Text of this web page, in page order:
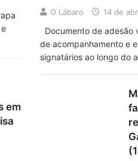
em
O Lábaro 14 de
Documento de adesão
de acompanhamento e
signatários ao longo do